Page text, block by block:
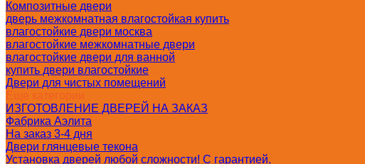
Композитные двери
дверь межкомнатная влагостойкая купить
влагостойкие двери москва
влагостойкие межкомнатные двери
влагостойкие двери для ванной
купить двери влагостойкие
Двери для чистых помещений
Еще категории
ИЗГОТОВЛЕНИЕ ДВЕРЕЙ НА ЗАКАЗ
Фабрика Аэлита
На заказ 3-4 дня
Двери глянцевые текона
Установка дверей любой сложности! С гарантией.